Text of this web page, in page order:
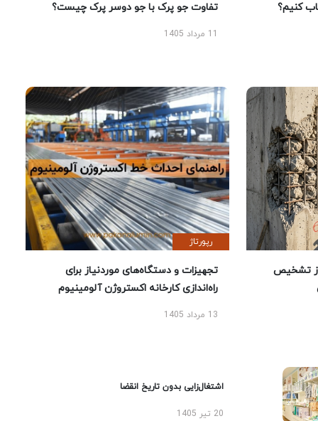
کنیم؟ تفاوت جو پرک با جو دوسر پرک چیست؟
تشخیص
رپورتاژ
تجهیزات و دستگاه‌های موردنیاز برای
راه‌اندازی کارخانه اکستروژن آلومینیوم
13 مرداد 1405
اشتغال‌زایی بدون تاریخ انقضا
20 تیر 1405